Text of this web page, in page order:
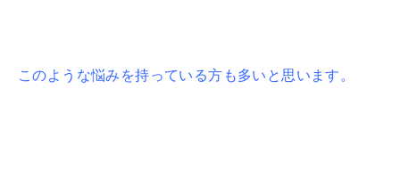
このような悩みを持っている方も多いと思います。